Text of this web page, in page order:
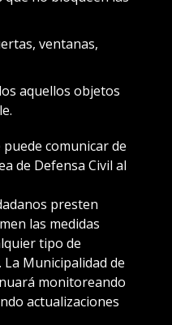
ventanas,
aquellos objetos
puede comunicar de
de Defensa Civil al
presten
las medidas
tipo de
Municipalidad de
monitoreando
actualizaciones